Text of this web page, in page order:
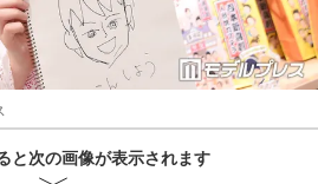
と次の画像が表示されます